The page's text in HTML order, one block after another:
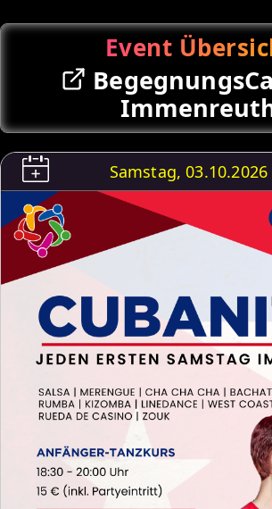
Event
Samstag, 03.10.2026